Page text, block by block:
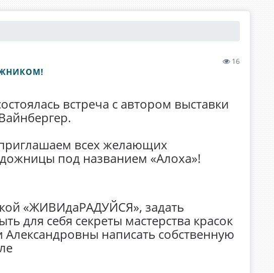
16
встреча с автором выставки
всех желающих
под названием «Алоха»!
«ЖИВИдаРАДУЙСЯ», задать
для себя секреты мастерства красок
написать собственную